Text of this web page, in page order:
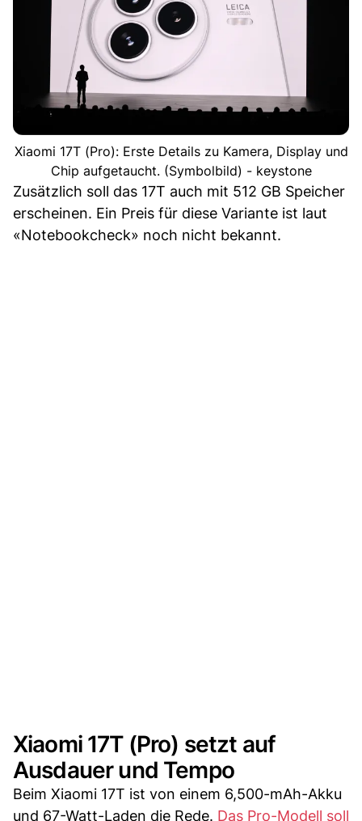
Xiaomi 17T (Pro): Erste Details zu Kamera, Display und
Chip aufgetaucht. (Symbolbild) - keystone
Zusätzlich soll das 17T auch mit 512 GB Speicher
erscheinen. Ein Preis für diese Variante ist laut
«Notebookcheck» noch nicht bekannt.
Xiaomi 17T (Pro) setzt auf
Ausdauer und Tempo
Beim Xiaomi 17T ist von einem 6,500-mAh-Akku
und 67-Watt-Laden die Rede. Das Pro-Modell soll